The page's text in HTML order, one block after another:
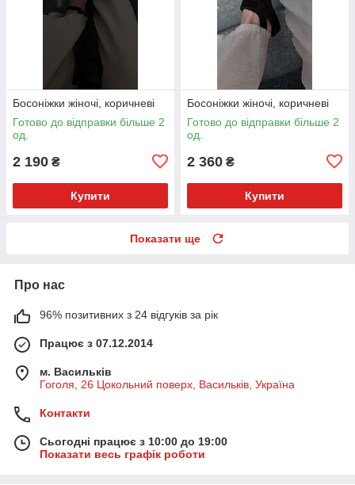
Босоніжки жіночі, коричневі
Готово до відправки більше 2
од.
2 190 ₴
Купити
Босоніжки жіночі, коричневі
Готово до відправки більше 2
од.
2 360 ₴
Купити
Показати ще
Про нас
96% позитивних з 24 відгуків за рік
Працює з 07.12.2014
м. Васильків
Гоголя, 26 Цокольний поверх, Васильків, Україна
Контакти
Сьогодні працює з 10:00 до 19:00
Показати весь графік роботи